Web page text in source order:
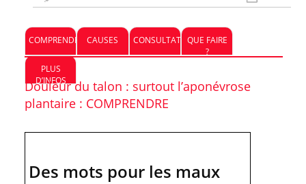
COMPRENDRE CAUSES CONSULTATIONQUE FAIRE
?
PLUS
D’INFOS
Douleur du talon : surtout l’aponévrose
plantaire : COMPRENDRE
Des mots pour les maux